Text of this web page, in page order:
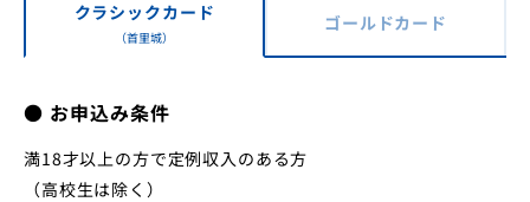
クラシックカード
（首里城）
ゴールドカード
● お申込み条件
満18才以上の方で定例収入のある方
（高校生は除く）